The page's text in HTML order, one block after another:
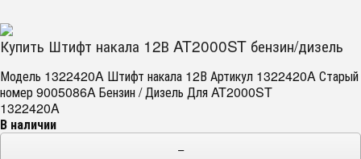
Купить Штифт накала 12В AT2000ST бензин/дизель
Модель 1322420A Штифт накала 12В Артикул 1322420A Старый
номер 9005086A Бензин / Дизель Для AT2000ST
1322420A
В наличии
−